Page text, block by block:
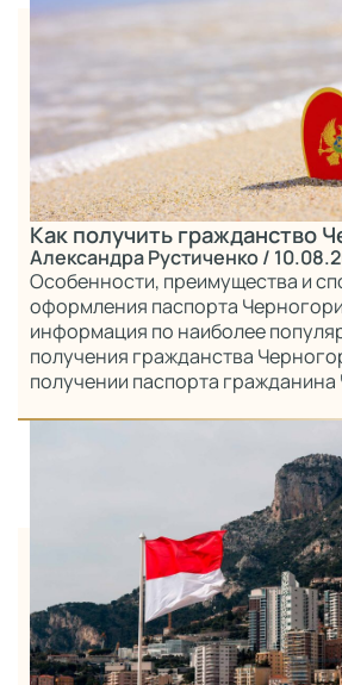
Как получить гражданство
Александра Рустиченко/
Особенности, преимущества и
оформления паспорта
информация по наиболее
получения гражданства
получении паспорта